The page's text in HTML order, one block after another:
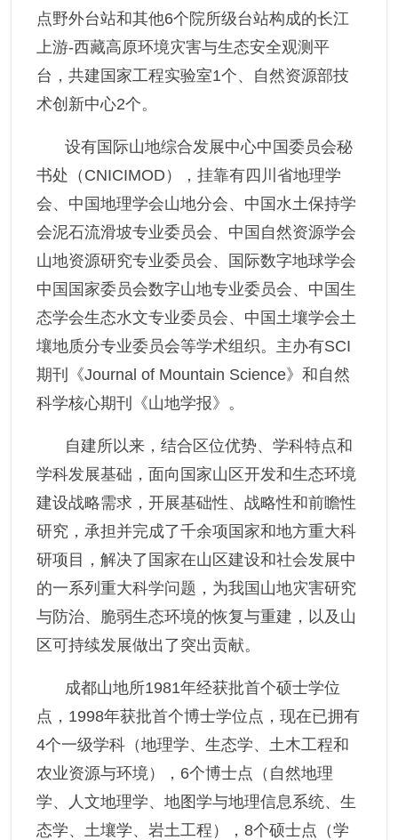
点野外台站和其他6个院所级台站构成的长江
上游-西藏高原环境灾害与生态安全观测平
台，共建国家工程实验室1个、自然资源部技
术创新中心2个。
设有国际山地综合发展中心中国委员会秘
书处（CNICIMOD），挂靠有四川省地理学
会、中国地理学会山地分会、中国水土保持学
会泥石流滑坡专业委员会、中国自然资源学会
山地资源研究专业委员会、国际数字地球学会
中国国家委员会数字山地专业委员会、中国生
态学会生态水文专业委员会、中国土壤学会土
壤地质分专业委员会等学术组织。主办有SCI
期刊《Journal of Mountain Science》和自然
科学核心期刊《山地学报》。
自建所以来，结合区位优势、学科特点和
学科发展基础，面向国家山区开发和生态环境
建设战略需求，开展基础性、战略性和前瞻性
研究，承担并完成了千余项国家和地方重大科
研项目，解决了国家在山区建设和社会发展中
的一系列重大科学问题，为我国山地灾害研究
与防治、脆弱生态环境的恢复与重建，以及山
区可持续发展做出了突出贡献。
成都山地所1981年经获批首个硕士学位
点，1998年获批首个博士学位点，现在已拥有
4个一级学科（地理学、生态学、土木工程和
农业资源与环境），6个博士点（自然地理
学、人文地理学、地图学与地理信息系统、生
态学、土壤学、岩土工程），8个硕士点（学